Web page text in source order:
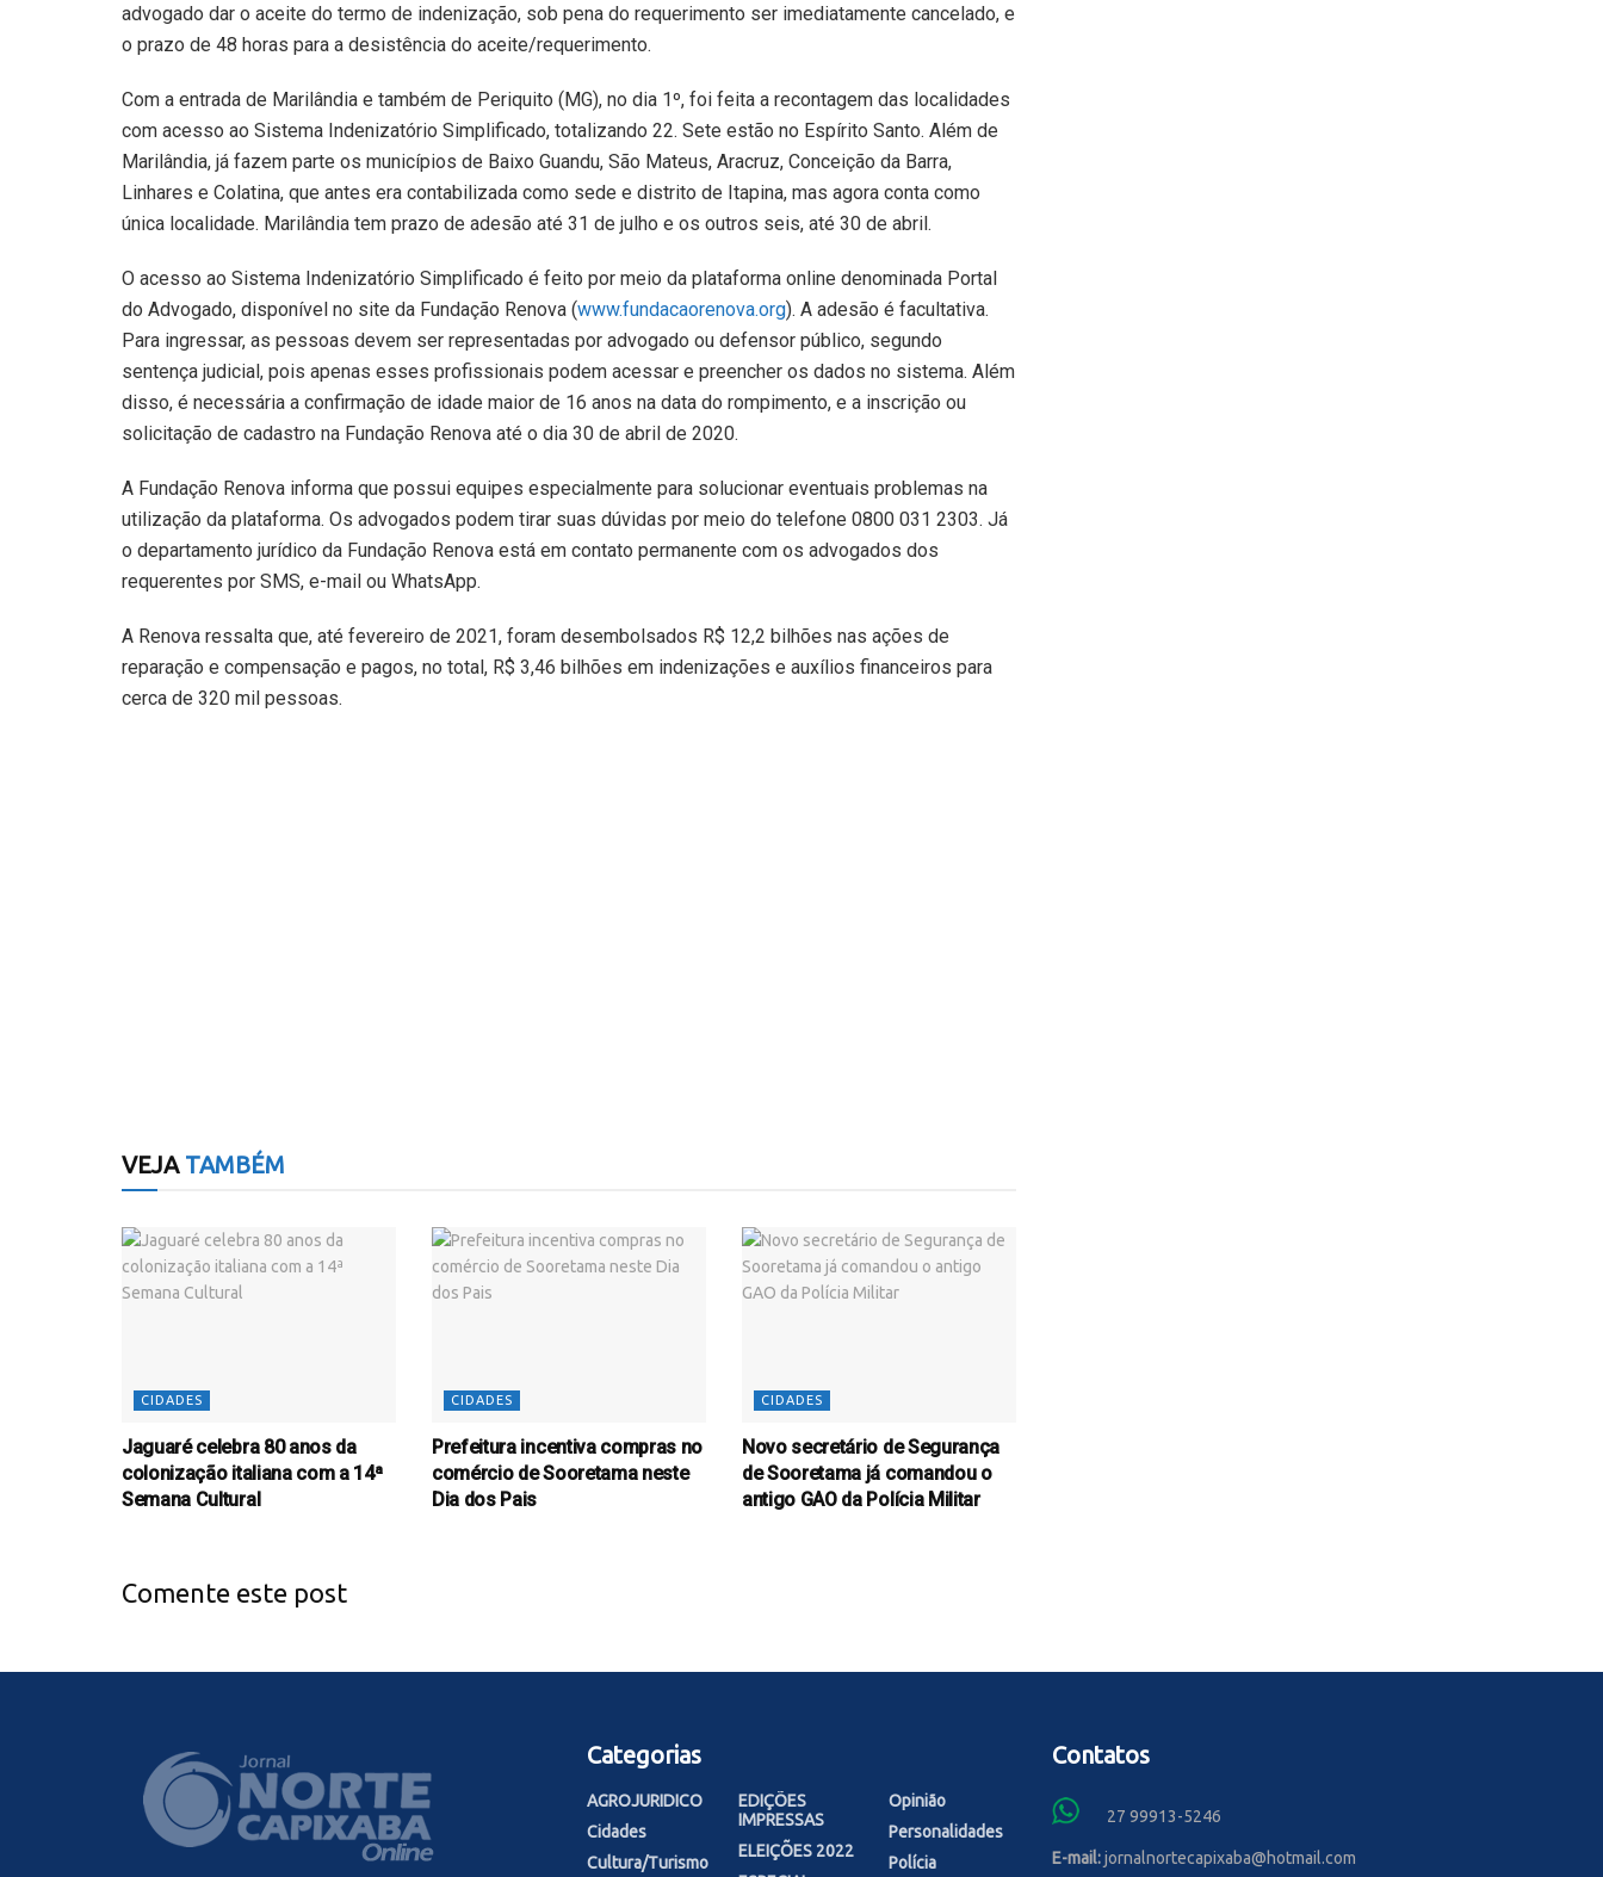
advogado dar o aceite do termo de indenização, sob pena do requerimento ser imediatamente cancelado, e
o prazo de 48 horas para a desistência do aceite/requerimento.
Com a entrada de Marilândia e também de Periquito (MG), no dia 1º, foi feita a recontagem das localidades
com acesso ao Sistema Indenizatório Simplificado, totalizando 22. Sete estão no Espírito Santo. Além de
Marilândia, já fazem parte os municípios de Baixo Guandu, São Mateus, Aracruz, Conceição da Barra,
Linhares e Colatina, que antes era contabilizada como sede e distrito de Itapina, mas agora conta como
única localidade. Marilândia tem prazo de adesão até 31 de julho e os outros seis, até 30 de abril.
O acesso ao Sistema Indenizatório Simplificado é feito por meio da plataforma online denominada Portal
do Advogado, disponível no site da Fundação Renova (www.fundacaorenova.org). A adesão é facultativa.
Para ingressar, as pessoas devem ser representadas por advogado ou defensor público, segundo
sentença judicial, pois apenas esses profissionais podem acessar e preencher os dados no sistema. Além
disso, é necessária a confirmação de idade maior de 16 anos na data do rompimento, e a inscrição ou
solicitação de cadastro na Fundação Renova até o dia 30 de abril de 2020.
A Fundação Renova informa que possui equipes especialmente para solucionar eventuais problemas na
utilização da plataforma. Os advogados podem tirar suas dúvidas por meio do telefone 0800 031 2303. Já
o departamento jurídico da Fundação Renova está em contato permanente com os advogados dos
requerentes por SMS, e-mail ou WhatsApp.
A Renova ressalta que, até fevereiro de 2021, foram desembolsados R$ 12,2 bilhões nas ações de
reparação e compensação e pagos, no total, R$ 3,46 bilhões em indenizações e auxílios financeiros para
cerca de 320 mil pessoas.
VEJATAMBÉM
CIDADES
Jaguaré celebra 80 anos da
colonização italiana com a 14ª
Semana Cultural
CIDADES
Prefeitura incentiva compras no
comércio de Sooretama neste
Dia dos Pais
CIDADES
Novo secretário de Segurança
de Sooretama já comandou o
antigo GAO da Polícia Militar
Comente este post
Categorias
AGROJURIDICO
Cidades
Cultura/Turismo
EDIÇÕES
IMPRESSAS
ELEIÇÕES 2022
Opinião
Personalidades
Polícia
Contatos
27 99913-5246
E-mail:jornalnortecapixaba@hotmail.com